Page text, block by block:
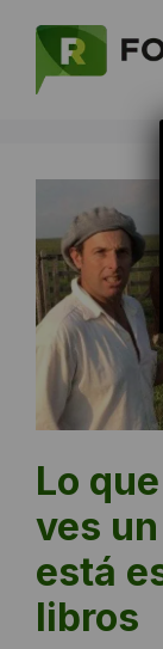
contenido
Lo
ves
está
libros